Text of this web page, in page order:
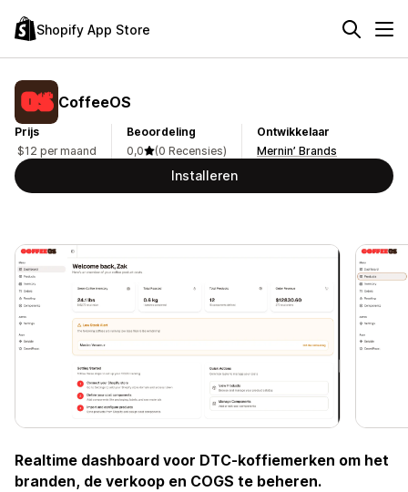
Shopify App Store
CoffeeOS
Prijs
$12 per maand
Beoordeling
0,0
(0 Recensies)
Ontwikkelaar
Mernin’ Brands
Installeren
Realtime dashboard voor DTC-koffiemerken om het
branden, de verkoop en COGS te beheren.